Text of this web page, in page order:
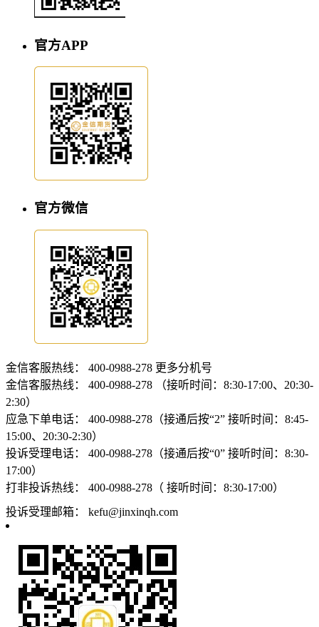
官方APP
官方微信
金信客服热线： 400-0988-278 更多分机号
金信客服热线：
400-0988-278 （接听时间：8:30-17:00、20:30-
2:30）
应急下单电话：
400-0988-278（接通后按“2” 接听时间：8:45-
15:00、20:30-2:30）
投诉受理电话：
400-0988-278（接通后按“0” 接听时间：8:30-
17:00）
打非投诉热线：
400-0988-278（ 接听时间：8:30-17:00）
投诉受理邮箱：
kefu@jinxinqh.com